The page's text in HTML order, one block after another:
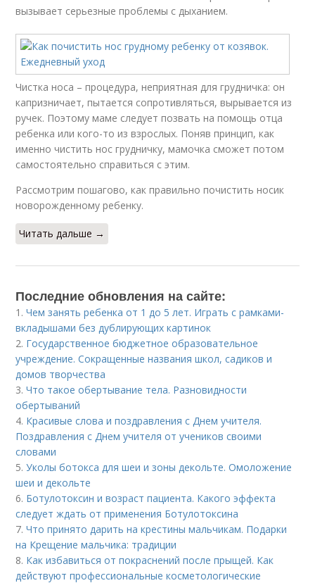
вызывает серьезные проблемы с дыханием.
Чистка носа – процедура, неприятная для грудничка: он
капризничает, пытается сопротивляться, вырывается из
ручек. Поэтому маме следует позвать на помощь отца
ребенка или кого-то из взрослых. Поняв принцип, как
именно чистить нос грудничку, мамочка сможет потом
самостоятельно справиться с этим.
Рассмотрим пошагово, как правильно почистить носик
новорожденному ребенку.
Читать дальше →
Последние обновления на сайте:
1.Чем занять ребенка от 1 до 5 лет. Играть с рамками-
вкладышами без дублирующих картинок
2. Государственное бюджетное образовательное
учреждение. Сокращенные названия школ, садиков и
домов творчества
3.Что такое обертывание тела. Разновидности
обертываний
4. Красивые слова и поздравления с Днем учителя.
Поздравления с Днем учителя от учеников своими
словами
5.Уколы ботокса для шеи и зоны декольте. Омоложение
шеи и декольте
6. Ботулотоксин и возраст пациента. Какого эффекта
следует ждать от применения Ботулотоксина
7.Что принято дарить на крестины мальчикам. Подарки
на Крещение мальчика: традиции
8. Как избавиться от покраснений после прыщей. Как
действуют профессиональные косметологические